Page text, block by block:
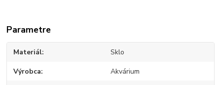
Parametre
Materiál Sklo
Výrobca Akvárium